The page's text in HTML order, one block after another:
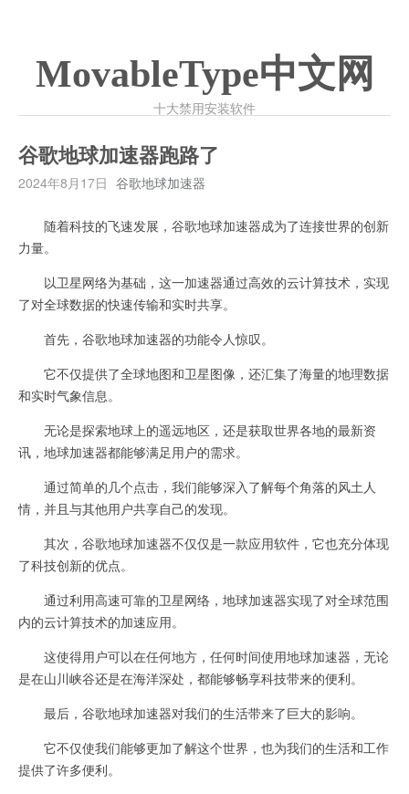
MovableType中文网
十大禁用安装软件
谷歌地球加速器跑路了
2024年8月17日 谷歌地球加速器
随着科技的飞速发展，谷歌地球加速器成为了连接世界的创新
力量。
以卫星网络为基础，这一加速器通过高效的云计算技术，实现
了对全球数据的快速传输和实时共享。
首先，谷歌地球加速器的功能令人惊叹。
它不仅提供了全球地图和卫星图像，还汇集了海量的地理数据
和实时气象信息。
无论是探索地球上的遥远地区，还是获取世界各地的最新资
讯，地球加速器都能够满足用户的需求。
通过简单的几个点击，我们能够深入了解每个角落的风土人
情，并且与其他用户共享自己的发现。
其次，谷歌地球加速器不仅仅是一款应用软件，它也充分体现
了科技创新的优点。
通过利用高速可靠的卫星网络，地球加速器实现了对全球范围
内的云计算技术的加速应用。
这使得用户可以在任何地方，任何时间使用地球加速器，无论
是在山川峡谷还是在海洋深处，都能够畅享科技带来的便利。
最后，谷歌地球加速器对我们的生活带来了巨大的影响。
它不仅使我们能够更加了解这个世界，也为我们的生活和工作
提供了许多便利。